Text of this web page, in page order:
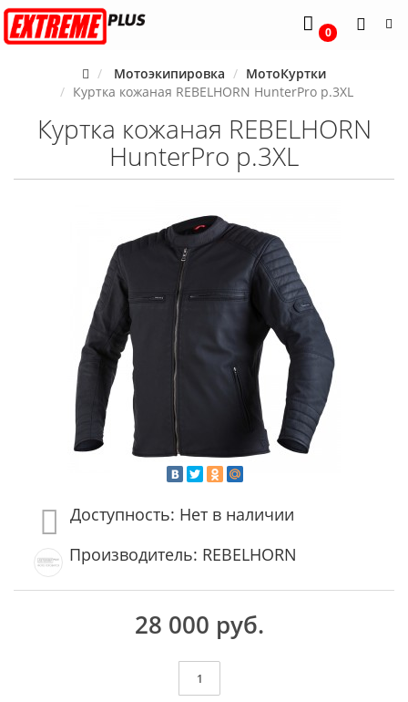
0
Мотоэкипировка
МотоКуртки
Куртка кожаная REBELHORN HunterPro р.3XL
Куртка кожаная REBELHORN
HunterPro р.3XL
Доступность: Нет в наличии
Производитель: REBELHORN
28 000 руб.